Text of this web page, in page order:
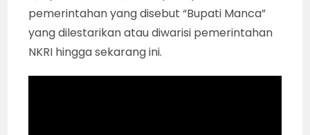
pemerintahan yang disebut “Bupati Manca”
yang dilestarikan atau diwarisi pemerintahan
NKRI hingga sekarang ini.